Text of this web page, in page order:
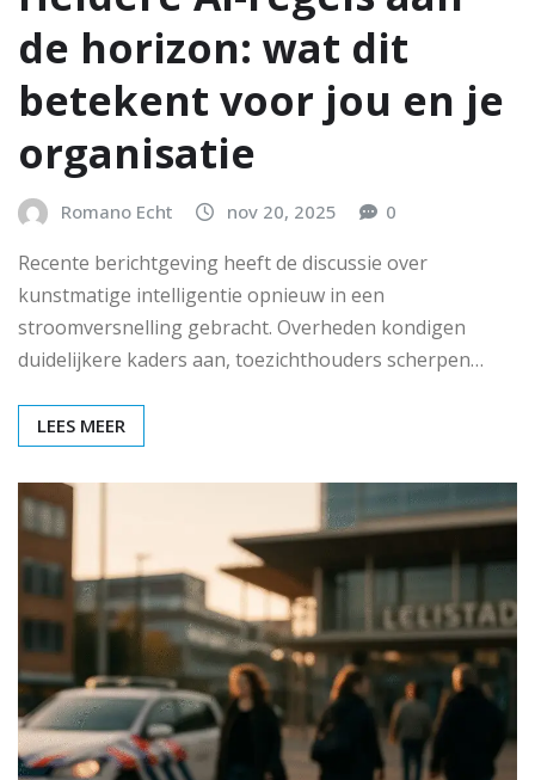
de horizon: wat dit
betekent voor jou en je
organisatie
Romano Echt nov 20, 2025 0
Recente berichtgeving heeft de discussie over
kunstmatige intelligentie opnieuw in een
stroomversnelling gebracht. Overheden kondigen
duidelijkere kaders aan, toezichthouders scherpen…
LEES MEER